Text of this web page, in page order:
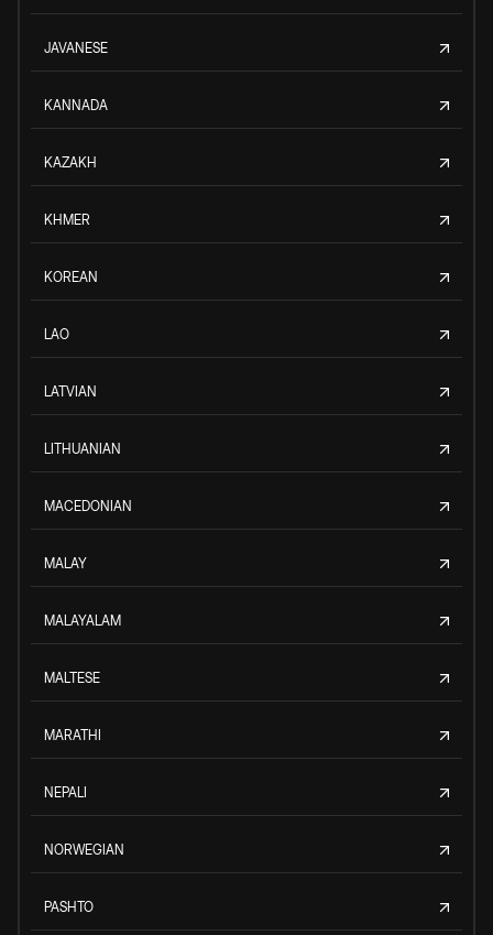
JAVANESE
KANNADA
KAZAKH
KHMER
KOREAN
LAO
LATVIAN
LITHUANIAN
MACEDONIAN
MALAY
MALAYALAM
MALTESE
MARATHI
NEPALI
NORWEGIAN
PASHTO